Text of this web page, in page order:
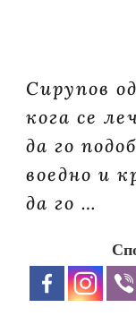
Сирупов
кога се
да го
воедно и
да го …